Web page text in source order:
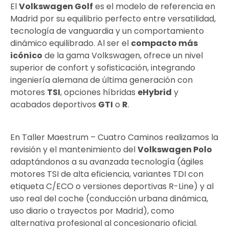
ElVolkswagen Golf es el modelo de referencia en
Madrid por su equilibrio perfecto entre versatilidad,
tecnología de vanguardia y un comportamiento
dinámico equilibrado. Al ser el compacto más
icónico de la gama Volkswagen, ofrece un nivel
superior de confort y sofisticación, integrando
ingeniería alemana de última generación con
motores TSI, opciones híbridas eHybrid y
acabados deportivos GTI o R.
En Taller Maestrum – Cuatro Caminos realizamos la
revisión y el mantenimiento delVolkswagen Polo
adaptándonos a su avanzada tecnología (ágiles
motores TSI de alta eficiencia, variantes TDI con
etiqueta C/ECO o versiones deportivas R-Line) y al
uso real del coche (conducción urbana dinámica,
uso diario o trayectos por Madrid), como
alternativa profesional al concesionario oficial.